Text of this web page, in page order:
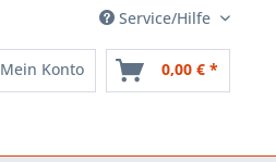
Service/Hilfe
Mein Konto 0,00 € *